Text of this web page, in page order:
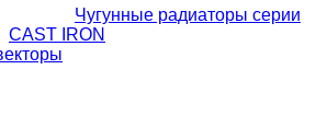
Чугунные радиаторы серии
CAST IRON